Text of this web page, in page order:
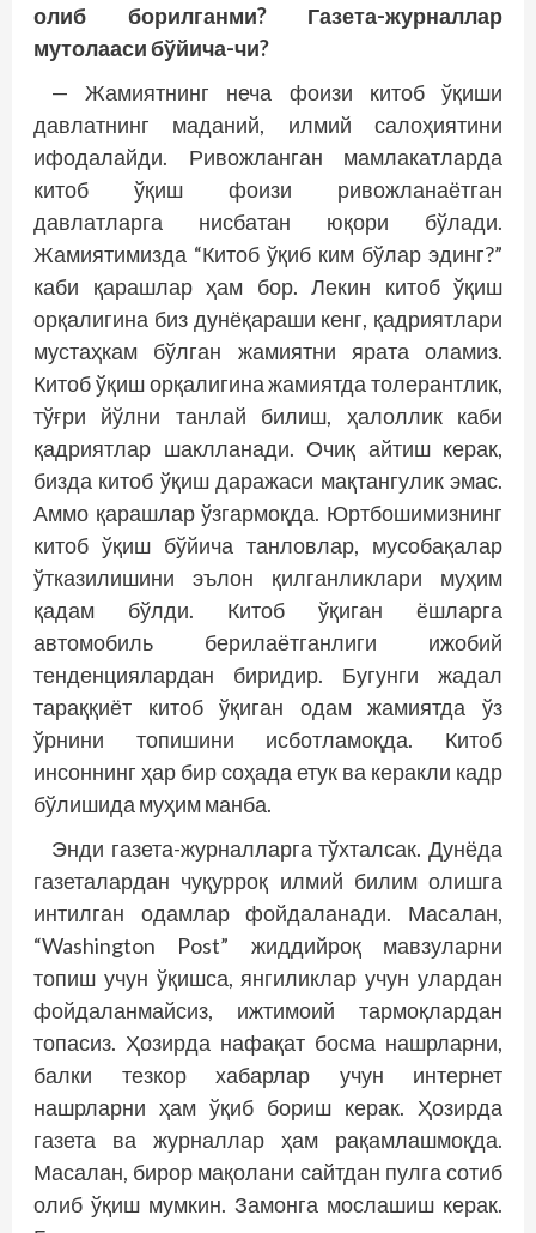
олиб борилганми? Газета-журналлар
мутолааси бўйича-чи?
— Жамиятнинг неча фоизи китоб ўқиши
давлатнинг маданий, илмий салоҳиятини
ифодалайди. Ривожланган мамлакатларда
китоб ўқиш фоизи ривожланаётган
давлатларга нисбатан юқори бўлади.
Жамиятимизда “Китоб ўқиб ким бўлар эдинг?”
каби қарашлар ҳам бор. Лекин китоб ўқиш
орқалигина биз дунёқараши кенг, қадриятлари
мустаҳкам бўлган жамиятни ярата оламиз.
Китоб ўқиш орқалигина жамиятда толерантлик,
тўғри йўлни танлай билиш, ҳалоллик каби
қадриятлар шаклланади. Очиқ айтиш керак,
бизда китоб ўқиш даражаси мақтангулик эмас.
Аммо қарашлар ўзгармоқда. Юртбошимизнинг
китоб ўқиш бўйича танловлар, мусобақалар
ўтказилишини эълон қилганликлари муҳим
қадам бўлди. Китоб ўқиган ёшларга
автомобиль берилаётганлиги ижобий
тенденциялардан биридир. Бугунги жадал
тараққиёт китоб ўқиган одам жамиятда ўз
ўрнини топишини исботламоқда. Китоб
инсоннинг ҳар бир соҳада етук ва керакли кадр
бўлишида муҳим манба.
Энди газета-журналларга тўхталсак. Дунёда
газеталардан чуқурроқ илмий билим олишга
интилган одамлар фойдаланади. Масалан,
“Washington Post” жиддийроқ мавзуларни
топиш учун ўқишса, янгиликлар учун улардан
фойдаланмайсиз, ижтимоий тармоқлардан
топасиз. Ҳозирда нафақат босма нашрларни,
балки тезкор хабарлар учун интернет
нашрларни ҳам ўқиб бориш керак. Ҳозирда
газета ва журналлар ҳам рақамлашмоқда.
Масалан, бирор мақолани сайтдан пулга сотиб
олиб ўқиш мумкин. Замонга мослашиш керак.